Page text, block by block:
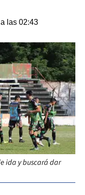
las 02:43
ida y buscará dar